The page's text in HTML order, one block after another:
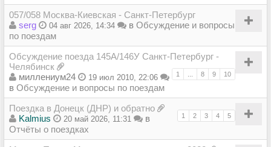
057/058 Москва-Киевская - Санкт-Петербург
serg
04 авг 2026, 14:34 в Обсуждение и вопросы
по поездам
Обсуждение поезда 145А/146У Санкт-Петербург -
Челябинск
1 8 9 10
миллениум24 19 июл 2010, 22:06
в Обсуждение и вопросы по поездам
Поездка в Донецк (ДНР) и обратно
1 2 3 4 5
Kalmius 20 май 2026, 11:31
в
Отчёты о поездках